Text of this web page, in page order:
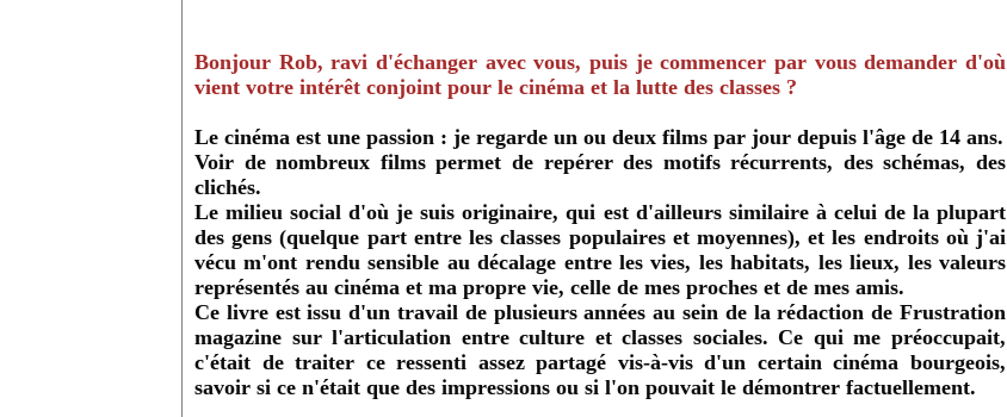
Bonjour Rob, ravi d'échanger avec vous, puis je commencer par vous demander d'où
vient votre intérêt conjoint pour le cinéma et la lutte des classes ?
Le cinéma est une passion : je regarde un ou deux films par jour depuis l'âge de 14 ans.
Voir de nombreux films permet de repérer des motifs récurrents, des schémas, des
clichés.
Le milieu social d'où je suis originaire, qui est d'ailleurs similaire à celui de la plupart
des gens (quelque part entre les classes populaires et moyennes), et les endroits où j'ai
vécu m'ont rendu sensible au décalage entre les vies, les habitats, les lieux, les valeurs
représentés au cinéma et ma propre vie, celle de mes proches et de mes amis.
Ce livre est issu d'un travail de plusieurs années au sein de la rédaction de Frustration
magazine sur l'articulation entre culture et classes sociales. Ce qui me préoccupait,
c'était de traiter ce ressenti assez partagé vis-à-vis d'un certain cinéma bourgeois,
savoir si ce n'était que des impressions ou si l'on pouvait le démontrer factuellement.